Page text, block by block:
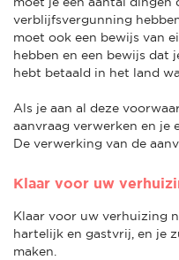
verblijfsvergunning
moet ook een bewijs van
hebben en een bewijs dat
hebt betaald in het land
Als je aan al deze
aanvraag verwerken en je
De verwerking van de
Klaar voor uw
Klaar voor uw verhuizing
hartelijk en gastvrij, en je
maken.